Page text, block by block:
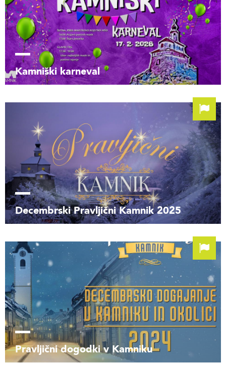
Kamniški karneval
Decembrski Pravljični Kamnik 2025
Pravljični dogodki v Kamniku